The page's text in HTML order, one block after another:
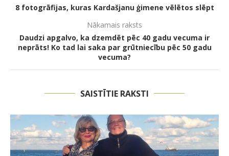
8 fotogrāfijas, kuras Kardašjanu ģimene vēlētos slēpt
Nākamais raksts
Daudzi apgalvo, ka dzemdēt pēc 40 gadu vecuma ir
neprāts! Ko tad lai saka par grūtniecību pēc 50 gadu
vecuma?
SAISTĪTIE RAKSTI